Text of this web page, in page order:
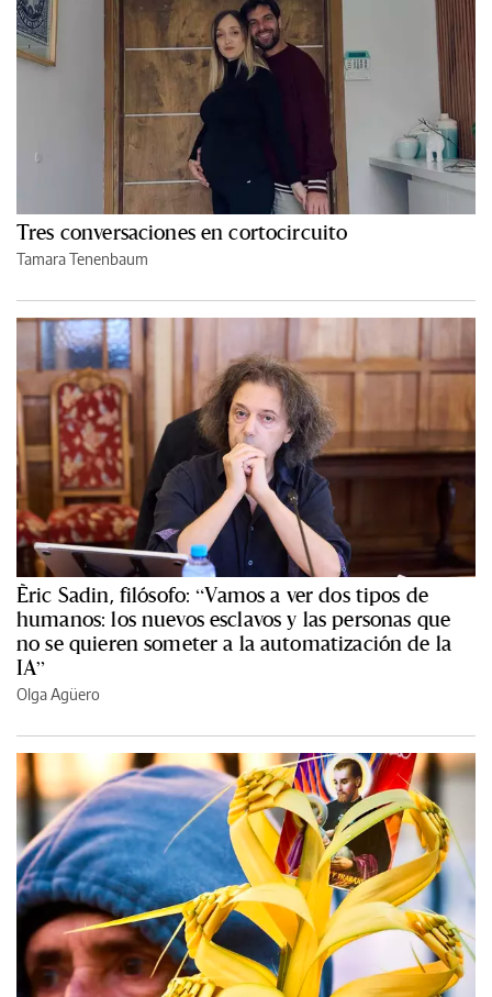
Tres conversaciones en cortocircuito
Tamara Tenenbaum
Èric Sadin, filósofo: “Vamos a ver dos tipos de
humanos: los nuevos esclavos y las personas que
no se quieren someter a la automatización de la
IA”
Olga Agüero